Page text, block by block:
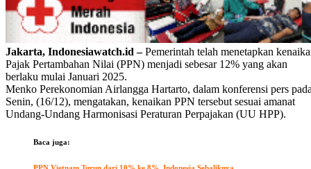
Jakarta, Indonesiawatch.id –Pemerintah telah menetapkan
Pajak Pertambahan Nilai (PPN) menjadi sebesar 12% yang akan
berlaku mulai Januari 2025.
Menko Perekonomian Airlangga Hartarto, dalam konferensi pers
Senin, (‎16/12), mengatakan, kenaikan PPN tersebut sesuai amanat
Undang-Undang Harmonisasi Peraturan Perpajakan (UU HPP).
Baca juga: